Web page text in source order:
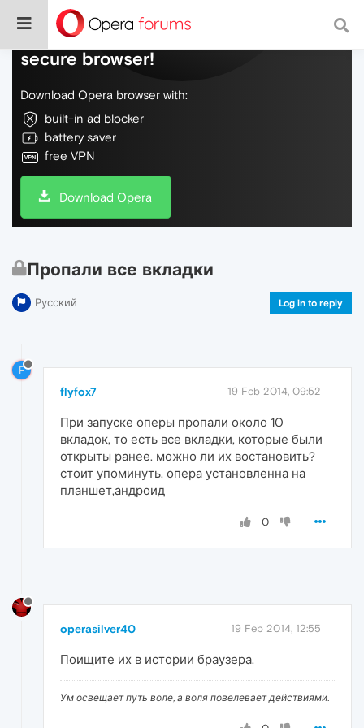
Do more on the web, with a fast and
secure browser!
Download Opera browser with:
built-in ad blocker
battery saver
free VPN
Download Opera
Пропали все вкладки
Русский Log in to reply
F
flyfox7 19 Feb 2014, 09:52
При запуске оперы пропали около 10
вкладок, то есть все вкладки, которые были
открыты ранее. можно ли их востановить?
стоит упоминуть, опера установленна на
планшет,андроид
0
operasilver40 19 Feb 2014, 12:55
Поищите их в истории браузера.
Ум освещает путь воле, а воля повелевает действиями.